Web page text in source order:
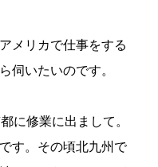
メリカで仕事をする
伺いたいのです。
に修業に出まして。
す。その頃北九州で